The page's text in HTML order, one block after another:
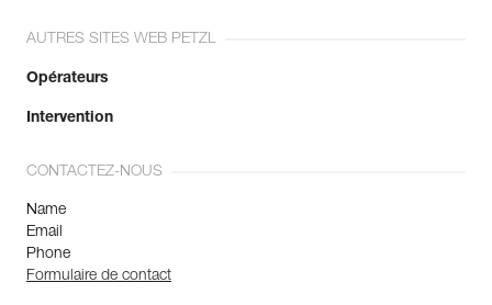
AUTRES SITES WEB PETZL
Opérateurs
Intervention
CONTACTEZ-NOUS
Name
Email
Phone
Formulaire de contact